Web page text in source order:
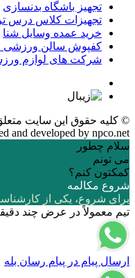
تجهیز باشگاه بدنسازی
تجهیزات کلاس درس
خرید عمده وسایل شنا
کفپوش سالن ورزشی
شرکت های لوازم
© کلیه حقوق این سایت
and developed by npco.net
سلام چطور
می تونم
کمکتون کنم؟
شروع مکالمه
برای شروع، یکی از
تیم معمولاً در عرض چند
ارسال پیام در پیام رسان بله